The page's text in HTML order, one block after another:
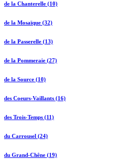
de la Chanterelle (10)
de la Mosaïque (32)
de la Passerelle (13)
de la Pommeraie (27)
de la Source (10)
des Coeurs-Vaillants (16)
des Trois-Temps (11)
du Carrousel (24)
du Grand-Chêne (19)